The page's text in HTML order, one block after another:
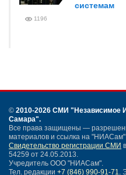
системам
1196
© 2010-2026 СМИ "Независимое
Самара".
Все права защищены —
материалов и ссылка на
Свидетельство регистрации СМИ
54259 от 24.05.2013.
Учредитель ООО "НИАСам".
Тел. редакции +7 (846) 990-91-71.